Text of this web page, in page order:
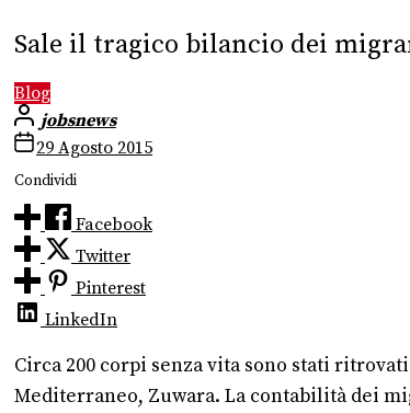
Sale il tragico bilancio dei
Blog
jobsnews
29 Agosto 2015
Condividi
Facebook
Twitter
Pinterest
LinkedIn
Circa 200 corpi senza vita sono stati
Mediterraneo, Zuwara. La contabilità dei